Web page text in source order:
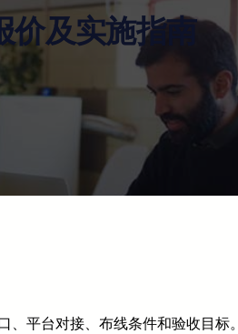
价及实施指南
平台对接、布线条件和验收目标。